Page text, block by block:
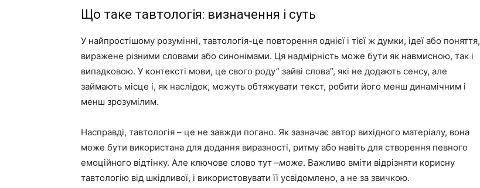
Що таке тавтологія: визначення і суть
У найпростішому розумінні, тавтологія-це повторення однієї і тієї ж думки, ідеї або поняття,
виражене різними словами або синонімами. Ця надмірність може бути як навмисною, так і
випадковою. У контексті мови, це свого роду” зайві слова”, які не додають сенсу, але
займають місце і, як наслідок, можуть обтяжувати текст, робити його менш динамічним і
менш зрозумілим.
Насправді, тавтологія – це не завжди погано. Як зазначає автор вихідного матеріалу, вона
може бути використана для додання виразності, ритму або навіть для створення певного
емоційного відтінку. Але ключове слово тут –може. Важливо вміти відрізняти корисну
тавтологію від шкідливої, і використовувати її усвідомлено, а не за звичкою.